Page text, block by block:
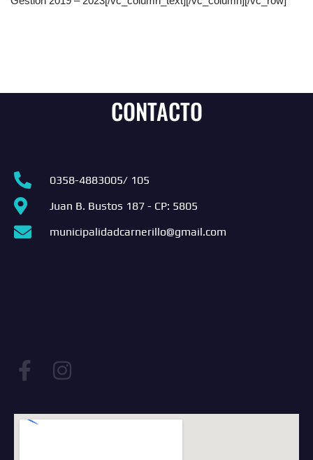
CONTACTO
0358-4883005/ 105
Juan B. Bustos 187 - CP: 5805
municipalidadcarnerillo@gmail.com